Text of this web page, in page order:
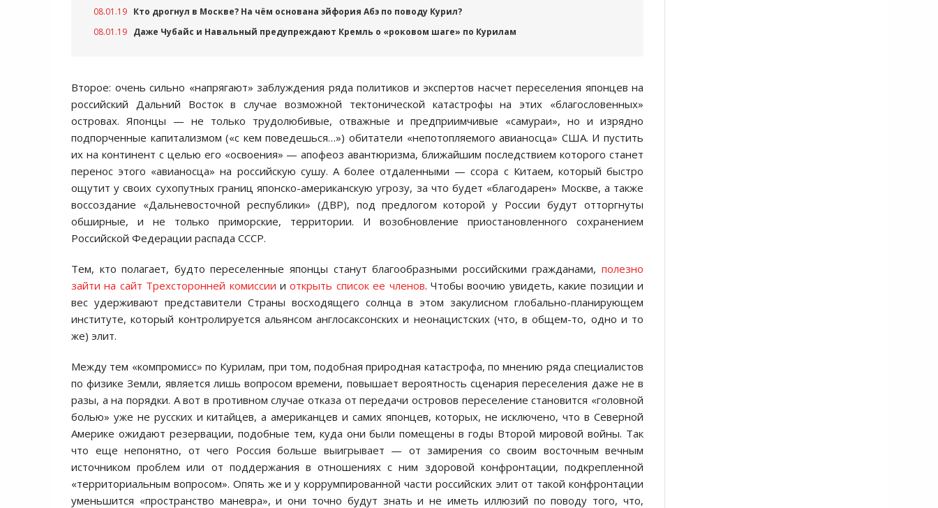
08.01.19 Кто дрогнул в Москве? На чём основана эйфория Абэ по поводу Курил?
08.01.19 Даже Чубайс и Навальный предупреждают Кремль о «роковом шаге» по Курилам
Второе: очень сильно «напрягают» заблуждения ряда политиков и экспертов насчет переселения японцев на
российский Дальний Восток в случае возможной тектонической катастрофы на этих «благословенных»
островах. Японцы — не только трудолюбивые, отважные и предприимчивые «самураи», но и изрядно
подпорченные капитализмом («с кем поведешься…») обитатели «непотопляемого авианосца» США. И пустить
их на континент с целью его «освоения» — апофеоз авантюризма, ближайшим последствием которого станет
перенос этого «авианосца» на российскую сушу. А более отдаленными — ссора с Китаем, который быстро
ощутит у своих сухопутных границ японско-американскую угрозу, за что будет «благодарен» Москве, а также
воссоздание «Дальневосточной республики» (ДВР), под предлогом которой у России будут отторгнуты
обширные, и не только приморские, территории. И возобновление приостановленного сохранением
Российской Федерации распада СССР.
Тем, кто полагает, будто переселенные японцы станут благообразными российскими гражданами, полезно
зайти на сайт Трехсторонней комиссии иоткрыть список ее членов. Чтобы воочию увидеть, какие позиции и
вес удерживают представители Страны восходящего солнца в этом закулисном глобально-планирующем
институте, который контролируется альянсом англосаксонских и неонацистских (что, в общем-то, одно и то
же) элит.
Между тем «компромисс» по Курилам, при том, подобная природная катастрофа, по мнению ряда специалистов
по физике Земли, является лишь вопросом времени, повышает вероятность сценария переселения даже не в
разы, а на порядки. А вот в противном случае отказа от передачи островов переселение становится «головной
болью» уже не русских и китайцев, а американцев и самих японцев, которых, не исключено, что в Северной
Америке ожидают резервации, подобные тем, куда они были помещены в годы Второй мировой войны. Так
что еще непонятно, от чего Россия больше выигрывает — от замирения со своим восточным вечным
источником проблем или от поддержания в отношениях с ним здоровой конфронтации, подкрепленной
«территориальным вопросом». Опять же и у коррумпированной части российских элит от такой конфронтации
уменьшится «пространство маневра», и они точно будут знать и не иметь иллюзий по поводу того, что,